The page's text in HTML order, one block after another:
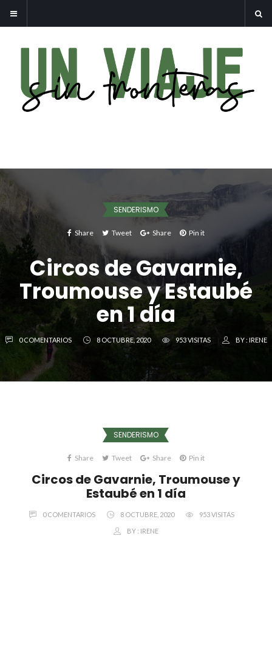
SENDERISMO
Share Tweet Share Pin it
Circos de Gavarnie,
Troumouse y Estaubé
en 1 día
0 COMENTARIOS 8 OCTUBRE, 2020 953 VISITAS BY : IRENE
SENDERISMO
Share Tweet Share Pin it
Circos de Gavarnie, Troumouse y
Estaubé en 1 día
0 COMENTARIOS 8 OCTUBRE, 2020 953 VISITAS
BY : IRENE